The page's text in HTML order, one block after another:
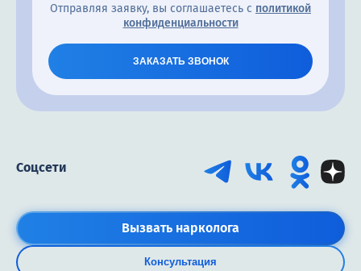
Отправляя заявку, вы соглашаетесь с политикой
конфиденциальности
ЗАКАЗАТЬ ЗВОНОК
Соцсети
Вызвать нарколога
Консультация